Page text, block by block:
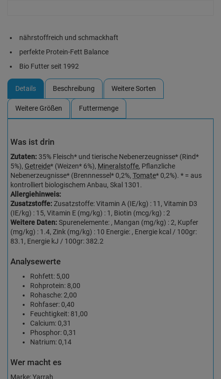
nährstoffreich und schmackhaft
perfekte Protein-Fett Balance
Bio Futter seit 1992
Details Beschreibung Weitere Sorten
Weitere Größen Futtermenge
Was ist drin
Zutaten: 35% Fleisch* und tierische Nebenerzeugnisse* (Rind*
5%), Getreide* (Weizen* 6%), Mineralstoffe, Pflanzliche
Nebenerzeugnisse* (Brennnessel* 0,2%, Tomate* 0,2%). * = aus
kontrolliert biologischem Anbau, Skal 1301.
Allergiehinweis:
Zusatzstoffe:Zusatzstoffe: Vitamin A (IE/kg) : 11, Vitamin D3
(IE/kg) : 15, Vitamin E (mg/kg) : 1, Biotin (mcg/kg) : 2
Weitere Daten:Spurenelemente: , Mangan (mg/kg) : 2, Kupfer
(mg/kg) : 1.4, Zink (mg/kg) : 10 Energie: , Energie kcal / 100gr:
83.1, Energie kJ / 100gr: 382.2
Analysewerte
Rohfett: 5,00
Rohprotein: 8,00
Rohasche: 2,00
Rohfaser: 0,40
Feuchtigkeit: 81,00
Calcium: 0,31
Phosphor: 0,31
Natrium: 0,14
Wer macht es
Marke: Yarrah